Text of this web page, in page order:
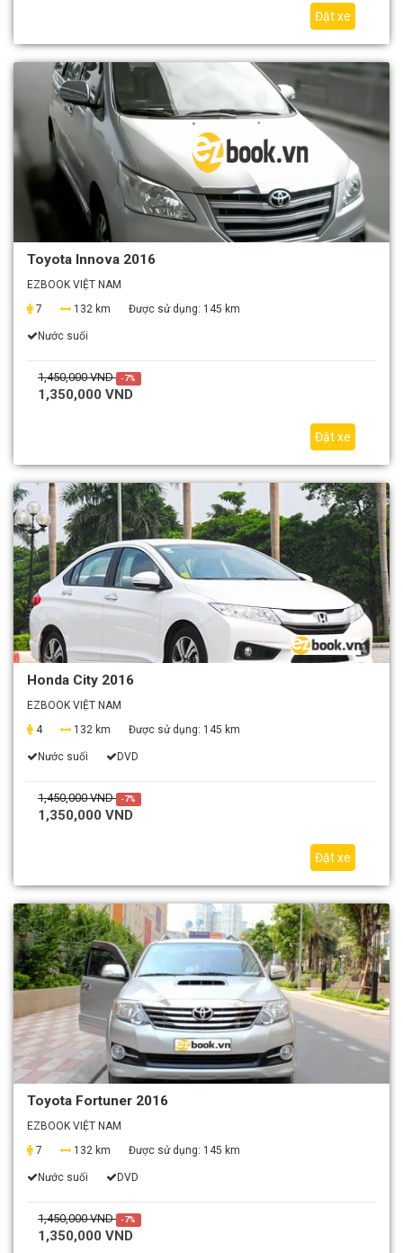
Đặt xe
Toyota Innova 2016
EZBOOK VIỆT NAM
7
132 km Được sử dụng: 145 km
Nước suối
1,450,000 VND -7%
1,350,000 VND
Đặt xe
Honda City 2016
EZBOOK VIỆT NAM
4
132 km Được sử dụng: 145 km
Nước suối DVD
1,450,000 VND -7%
1,350,000 VND
Đặt xe
Toyota Fortuner 2016
EZBOOK VIỆT NAM
7
132 km Được sử dụng: 145 km
Nước suối DVD
1,450,000 VND -7%
1,350,000 VND